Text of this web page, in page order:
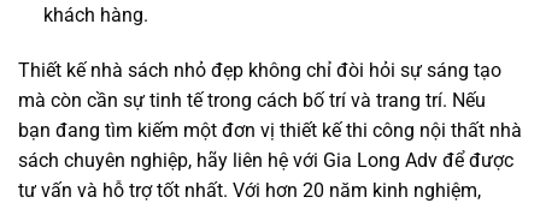
khách hàng.
Thiết kế nhà sách nhỏ đẹp không chỉ đòi hỏi sự sáng tạo
mà còn cần sự tinh tế trong cách bố trí và trang trí. Nếu
bạn đang tìm kiếm một đơn vị thiết kế thi công nội thất nhà
sách chuyên nghiệp, hãy liên hệ với Gia Long Adv để được
tư vấn và hỗ trợ tốt nhất. Với hơn 20 năm kinh nghiệm,